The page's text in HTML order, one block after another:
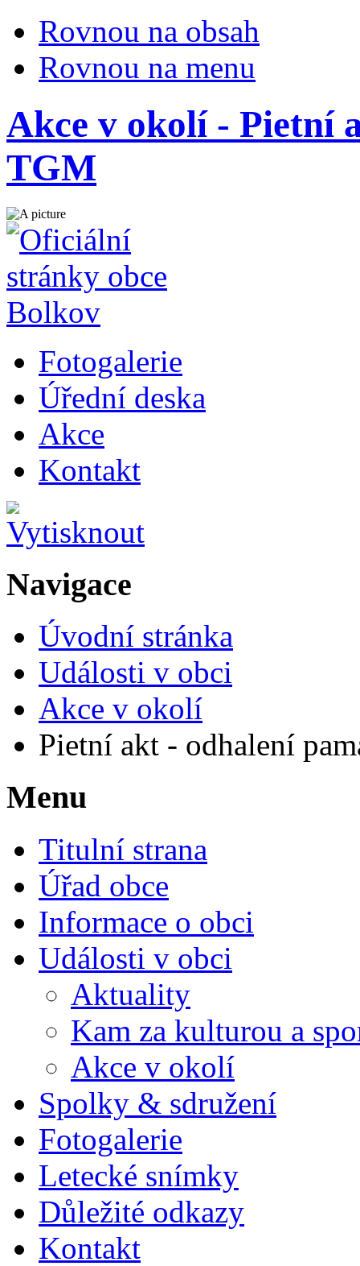
Rovnou na obsah
Rovnou na menu
Akce v okolí - Pietní
TGM
Fotogalerie
Úřední deska
Akce
Kontakt
Navigace
Úvodní stránka
Události v obci
Akce v okolí
Pietní akt - odhalení
Menu
Titulní strana
Úřad obce
Informace o obci
Události v obci
Aktuality
Kam za kulturou a
Akce v okolí
Spolky & sdružení
Fotogalerie
Letecké snímky
Důležité odkazy
Kontakt